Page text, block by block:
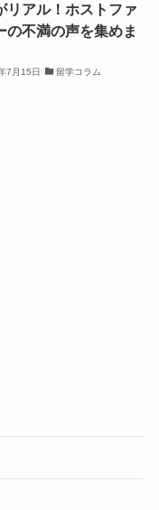
リアル！ホストファ
の不満の声を集めま
7月15日 留学コラム